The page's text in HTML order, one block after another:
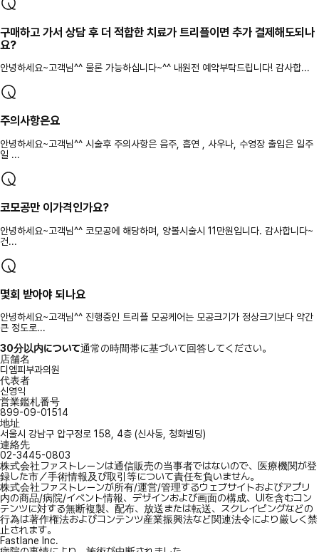
구매하고 가서 상담 후 더 적합한 치료가 트리플이면 추가 결제해도되나
요?
안녕하세요~고객님^^ 물론 가능하십니다~^^ 내원전 예약부탁드립니다! 감사합...
주의사항은요
안녕하세요~고객님^^ 시술후 주의사항은 음주, 흡연 , 사우나, 수영장 출입은 일주
일 ...
코모공만 이가격인가요?
안녕하세요~고객님^^ 코모공에 해당하며, 양볼시술시 11만원입니다. 감사합니다~
건...
몇회 받아야 되나요
안녕하세요~고객님^^ 진행중인 트리플 모공케어는 모공크기가 정상크기보다 약간
큰 정도로...
30分以内について通常の時間帯に基づいて回答してください。
店舗名
디엠피부과의원
代表者
신영익
営業鑑札番号
899-09-01514
地址
서울시 강남구 압구정로 158, 4층 (신사동, 청화빌딩)
連絡先
02-3445-0803
株式会社ファストレーンは通信販売の当事者ではないので、医療機関が登
録した市／手術情報及び取引等について責任を負いません。
株式会社ファストレーンが所有/運営/管理するウェブサイトおよびアプリ
内の商品/病院/イベント情報、デザインおよび画面の構成、UIを含むコン
テンツに対する無断複製、配布、放送または転送、スクレイピングなどの
行為は著作権法およびコンテンツ産業振興法など関連法令により厳しく禁
止されます。
Fastlane Inc.